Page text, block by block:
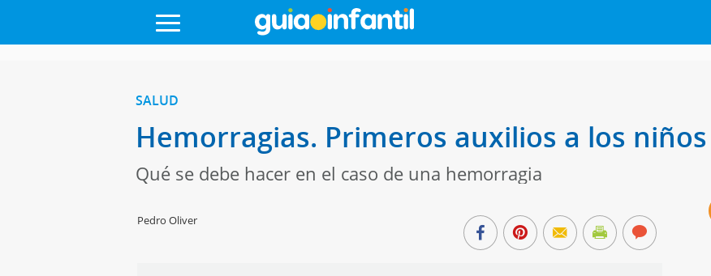
SALUD
Hemorragias. Primeros auxilios a los niños
Qué se debe hacer en el caso de una hemorragia
Pedro Oliver